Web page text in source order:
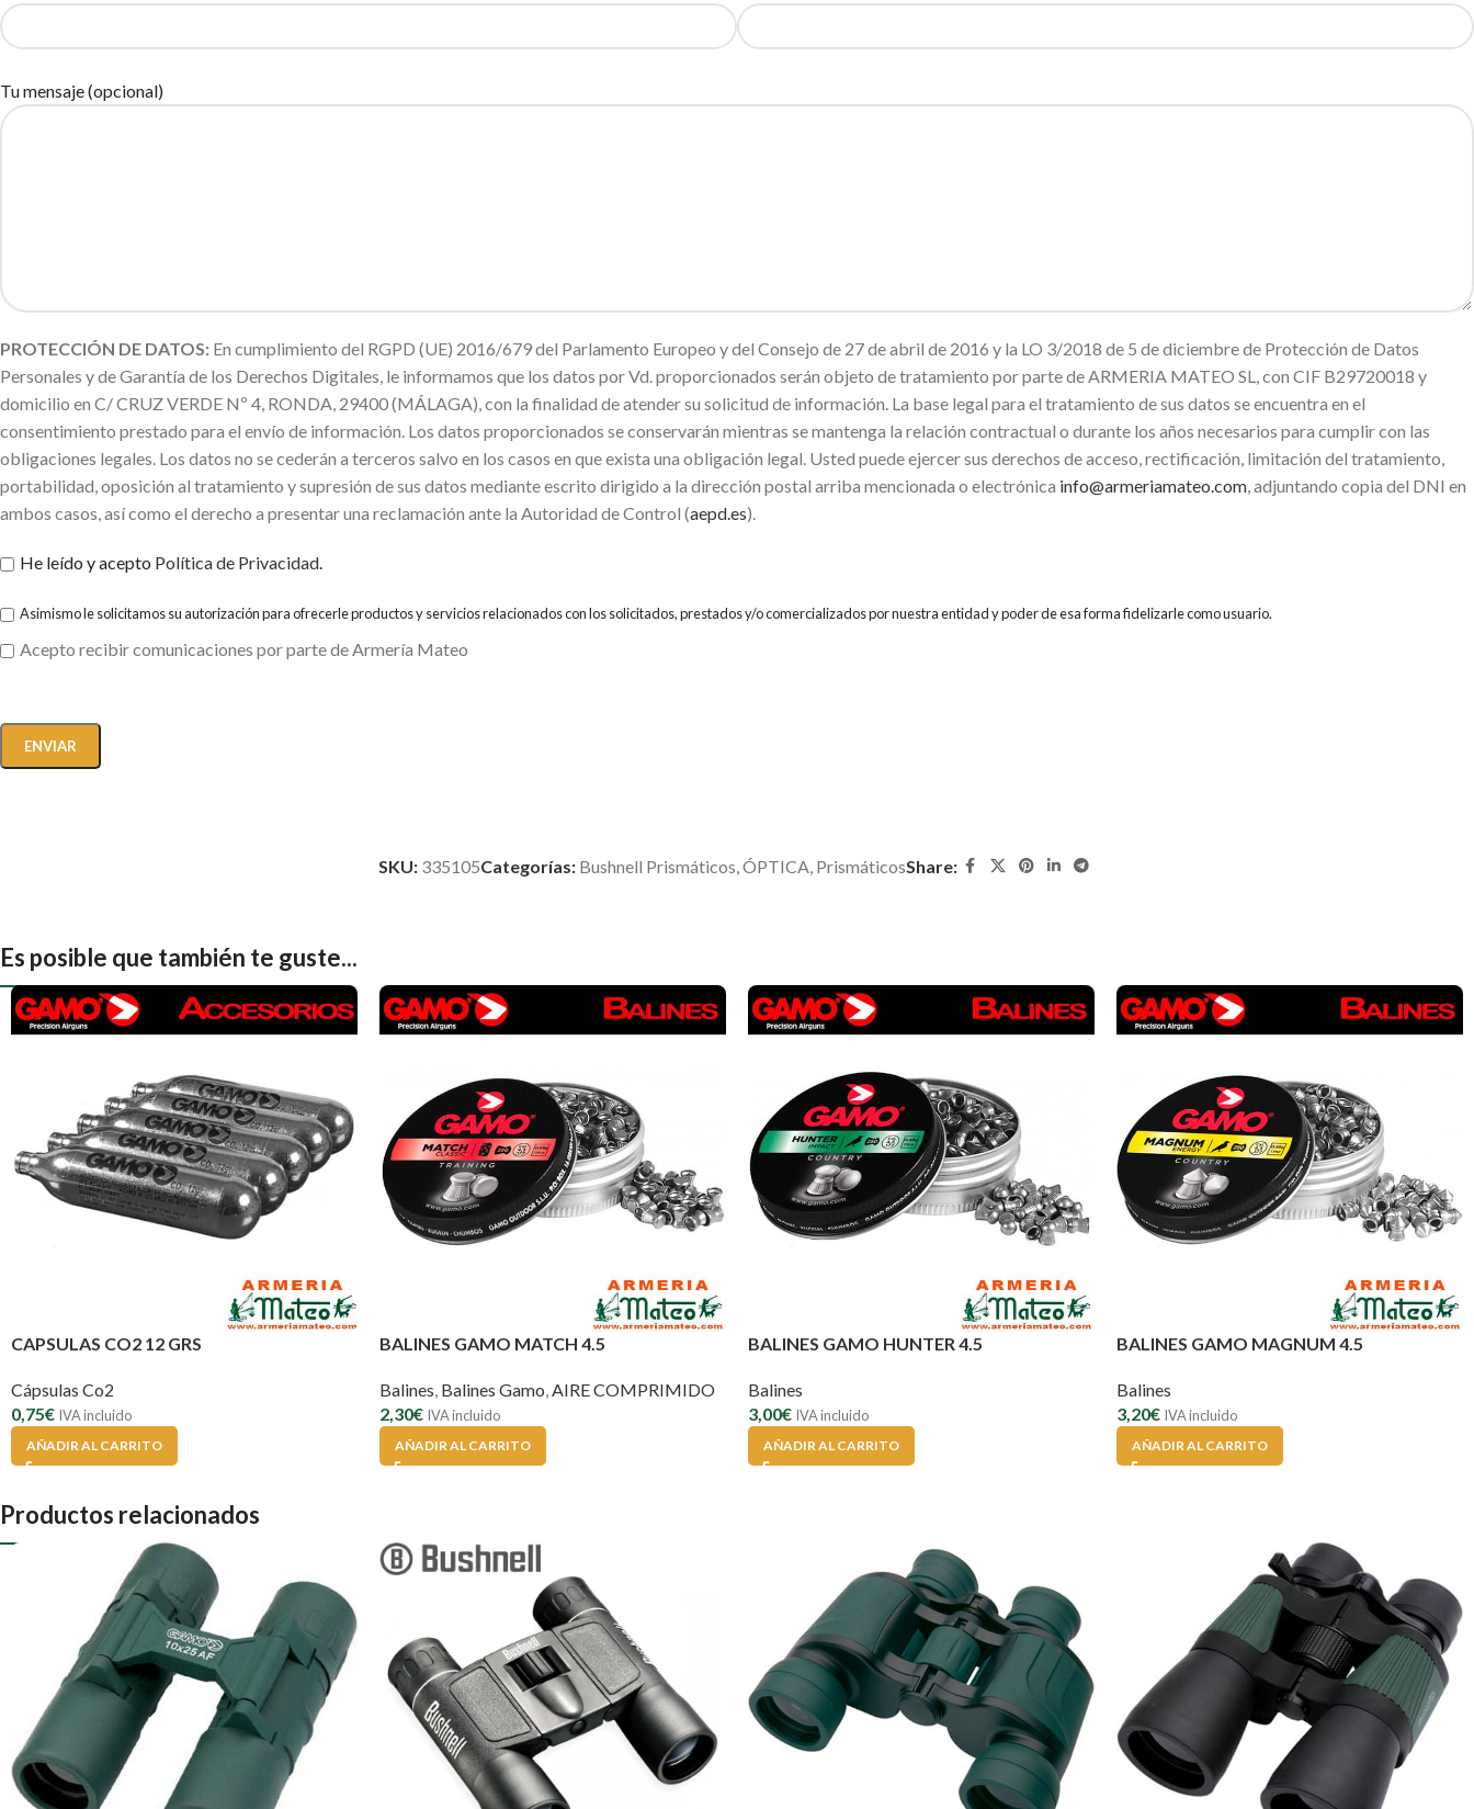
Tu mensaje (opcional)
PROTECCIÓN DE DATOS: En cumplimiento del RGPD (UE) 2016/679 del Parlamento Europeo y del Consejo de 27 de abril de 2016 y la LO 3/2018 de 5 de diciembre de Protección de Datos
Personales y de Garantía de los Derechos Digitales, le informamos que los datos por Vd. proporcionados serán objeto de tratamiento por parte de ARMERIA MATEO SL, con CIF B29720018 y
domicilio en C/ CRUZ VERDE Nº 4, RONDA, 29400 (MÁLAGA), con la finalidad de atender su solicitud de información. La base legal para el tratamiento de sus datos se encuentra en el
consentimiento prestado para el envío de información. Los datos proporcionados se conservarán mientras se mantenga la relación contractual o durante los años necesarios para cumplir con las
obligaciones legales. Los datos no se cederán a terceros salvo en los casos en que exista una obligación legal. Usted puede ejercer sus derechos de acceso, rectificación, limitación del tratamiento,
portabilidad, oposición al tratamiento y supresión de sus datos mediante escrito dirigido a la dirección postal arriba mencionada o electrónica info@armeriamateo.com, adjuntando copia del DNI en
ambos casos, así como el derecho a presentar una reclamación ante la Autoridad de Control (aepd.es).
He leído y acepto Política de Privacidad.
Asimismo le solicitamos su autorización para ofrecerle productos y servicios relacionados con los solicitados, prestados y/o comercializados por nuestra entidad y poder de esa forma fidelizarle como usuario.
Acepto recibir comunicaciones por parte de Armería Mateo
SKU: 335105Categorías: Bushnell Prismáticos,ÓPTICA, PrismáticosShare:
Es posible que también te guste...
CAPSULAS CO2 12 GRS
Cápsulas Co2
0,75€ IVA incluido
AÑADIR AL CARRITO
BALINES GAMO MATCH 4.5
Balines, Balines Gamo,AIRE COMPRIMIDO
2,30€ IVA incluido
AÑADIR AL CARRITO
BALINES GAMO HUNTER 4.5
Balines
3,00€ IVA incluido
AÑADIR AL CARRITO
BALINES GAMO MAGNUM 4.5
Balines
3,20€ IVA incluido
AÑADIR AL CARRITO
Productos relacionados